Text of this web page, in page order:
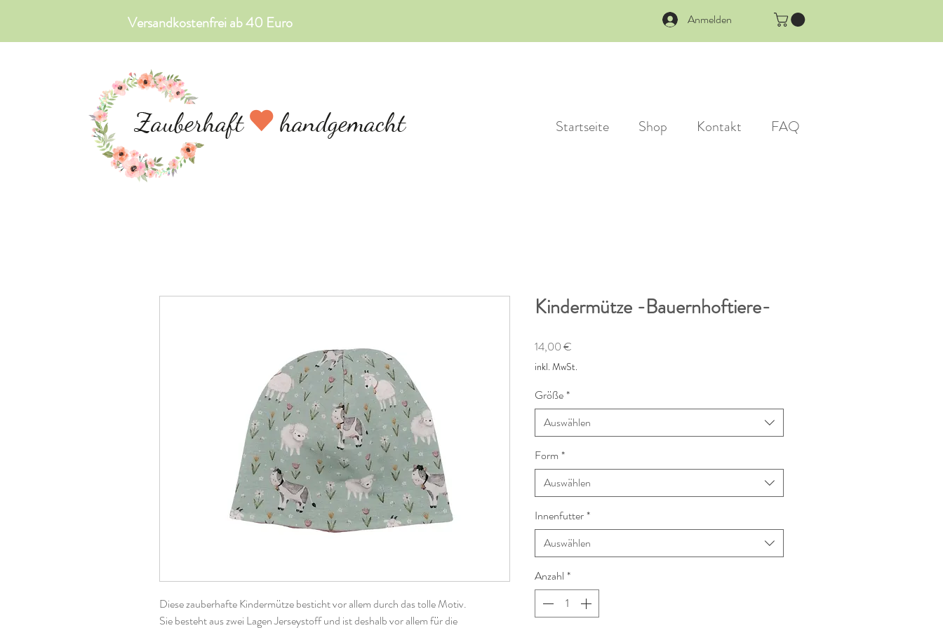
Versandkostenfrei ab 40 Euro Anmelden
Startseite Shop Kontakt FAQ
Diese zauberhafte Kindermütze besticht vor allem durch das tolle Motiv.
Sie besteht aus zwei Lagen Jerseystoff und ist deshalb vor allem für die
Kindermütze -Bauernhoftiere-
14,00 €
inkl. MwSt.
Größe*
Auswählen
Form *
Auswählen
Innenfutter*
Auswählen
Anzahl *